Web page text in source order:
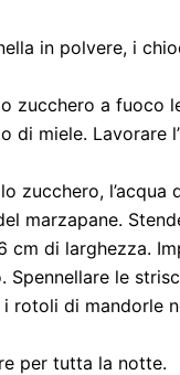
in polvere, i
zucchero a fuoco
miele. Lavorare
l’acqua
marzapane.
di larghezza.
le
rotoli di mandorle
per tutta la notte.